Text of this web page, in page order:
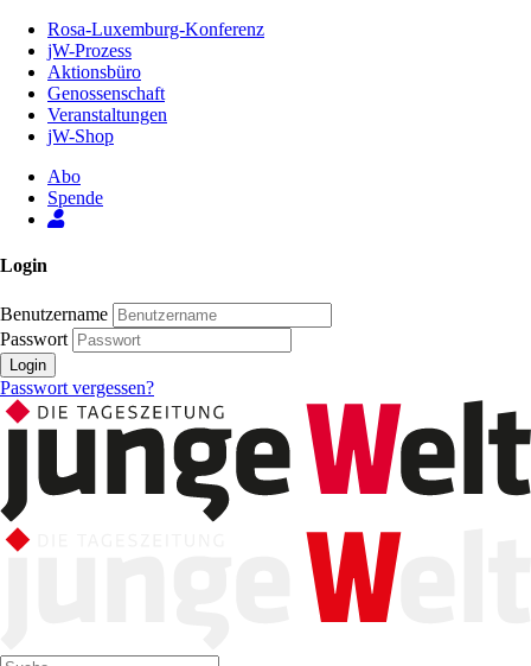
Inhalt
Seite
Rosa-Luxemburg-Konferenz
jW-Prozess
Aktionsbüro
Genossenschaft
Veranstaltungen
jW-Shop
Abo
Spende
Login
Benutzername
Passwort
Login
Passwort vergessen?